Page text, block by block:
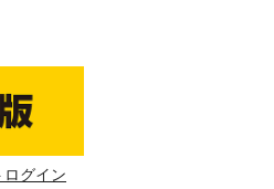
グイン